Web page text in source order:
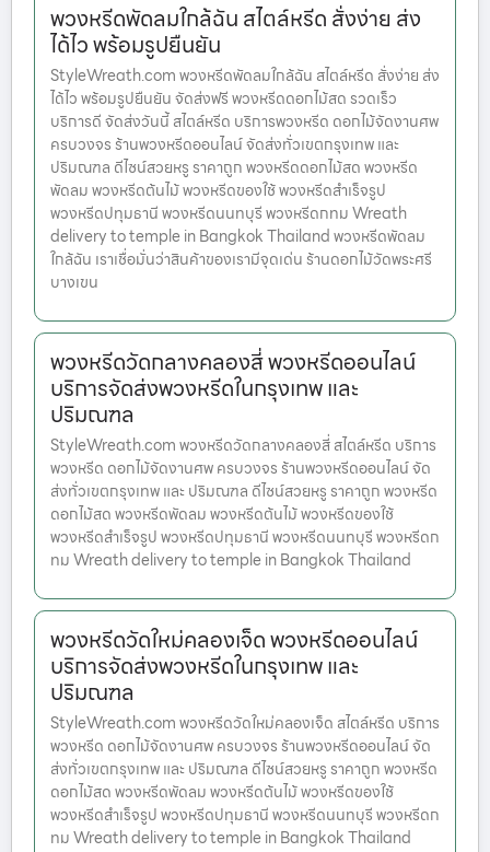
พวงหรีดพัดลมใกล้ฉัน สไตล์หรีด สั่งง่าย ส่ง
ได้ไว พร้อมรูปยืนยัน
StyleWreath.com พวงหรีดพัดลมใกล้ฉัน สไตล์หรีด สั่งง่าย ส่ง
ได้ไว พร้อมรูปยืนยัน จัดส่งฟรี พวงหรีดดอกไม้สด รวดเร็ว
บริการดี จัดส่งวันนี้ สไตล์หรีด บริการพวงหรีด ดอกไม้จัดงานศพ
ครบวงจร ร้านพวงหรีดออนไลน์ จัดส่งทั่วเขตกรุงเทพ และ
ปริมณฑล ดีไซน์สวยหรู ราคาถูก พวงหรีดดอกไม้สด พวงหรีด
พัดลม พวงหรีดต้นไม้ พวงหรีดของใช้ พวงหรีดสำเร็จรูป
พวงหรีดปทุมธานี พวงหรีดนนทบุรี พวงหรีดกทม Wreath
delivery to temple in Bangkok Thailand พวงหรีดพัดลม
ใกล้ฉัน เราเชื่อมั่นว่าสินค้าของเรามีจุดเด่น ร้านดอกไม้วัดพระศรี
บางเขน
พวงหรีดวัดกลางคลองสี่ พวงหรีดออนไลน์
บริการจัดส่งพวงหรีดในกรุงเทพ และ
ปริมณฑล
StyleWreath.com พวงหรีดวัดกลางคลองสี่ สไตล์หรีด บริการ
พวงหรีด ดอกไม้จัดงานศพ ครบวงจร ร้านพวงหรีดออนไลน์ จัด
ส่งทั่วเขตกรุงเทพ และ ปริมณฑล ดีไซน์สวยหรู ราคาถูก พวงหรีด
ดอกไม้สด พวงหรีดพัดลม พวงหรีดต้นไม้ พวงหรีดของใช้
พวงหรีดสำเร็จรูป พวงหรีดปทุมธานี พวงหรีดนนทบุรี พวงหรีดก
ทม Wreath delivery to temple in Bangkok Thailand
พวงหรีดวัดใหม่คลองเจ็ด พวงหรีดออนไลน์
บริการจัดส่งพวงหรีดในกรุงเทพ และ
ปริมณฑล
StyleWreath.com พวงหรีดวัดใหม่คลองเจ็ด สไตล์หรีด บริการ
พวงหรีด ดอกไม้จัดงานศพ ครบวงจร ร้านพวงหรีดออนไลน์ จัด
ส่งทั่วเขตกรุงเทพ และ ปริมณฑล ดีไซน์สวยหรู ราคาถูก พวงหรีด
ดอกไม้สด พวงหรีดพัดลม พวงหรีดต้นไม้ พวงหรีดของใช้
พวงหรีดสำเร็จรูป พวงหรีดปทุมธานี พวงหรีดนนทบุรี พวงหรีดก
ทม Wreath delivery to temple in Bangkok Thailand